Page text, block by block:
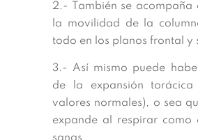
2.- También se acompaña
la movilidad de la
todo en los planos frontal y
3.- Así mismo puede
de la expansión
valores normales), o sea
expande al respirar como